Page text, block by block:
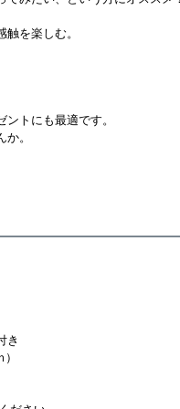
を楽しむ。
トにも最適です。
。
き